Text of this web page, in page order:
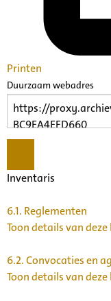
Printen
Duurzaam webadres
Inventaris
6.1. Reglementen
Toon details van
6.2.Convocaties en
Toon details van